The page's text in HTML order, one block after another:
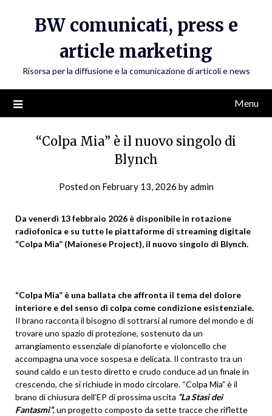
BW comunicati, press e
article marketing
Risorsa per la diffusione e la comunicazione di articoli e news
Menu
“Colpa Mia” è il nuovo singolo di
Blynch
Posted on February 13, 2026 byadmin
Da venerdì 13 febbraio 2026 è disponibile in rotazione
radiofonica e su tutte le piattaforme di streaming digitale
“Colpa Mia” (Maionese Project), il nuovo singolo di Blynch.
“Colpa Mia” è una ballata che affronta il tema del dolore
interiore e del senso di colpa come condizione esistenziale.
Il brano racconta il bisogno di sottrarsi al rumore del mondo e di
trovare uno spazio di protezione, sostenuto da un
arrangiamento essenziale di pianoforte e violoncello che
accompagna una voce sospesa e delicata. Il contrasto tra un
sound caldo e un testo diretto e crudo conduce ad un finale in
crescendo, che si richiude in modo circolare. “Colpa Mia” è il
brano di chiusura dell’EP di prossima uscita “La Stasi dei
Fantasmi”, un progetto composto da sette tracce che riflette